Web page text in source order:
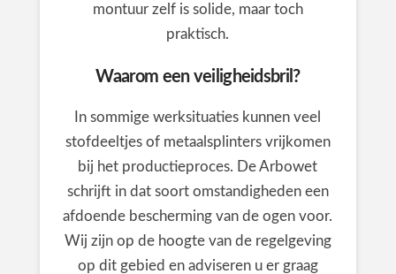
montuur zelf is solide, maar toch
praktisch.
Waarom een veiligheidsbril?
In sommige werksituaties kunnen veel
stofdeeltjes of metaalsplinters vrijkomen
bij het productieproces. De Arbowet
schrijft in dat soort omstandigheden een
afdoende bescherming van de ogen voor.
Wij zijn op de hoogte van de regelgeving
op dit gebied en adviseren u er graag